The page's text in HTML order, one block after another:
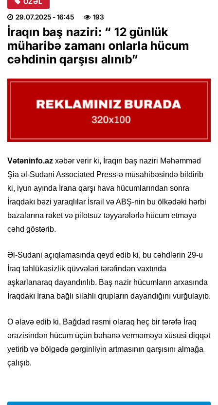
29.07.2025- 16:45 193
İraqın baş naziri: “ 12 günlük
müharibə zamanı onlarla hücum
cəhdinin qarşısı alınıb”
Vətəninfo.az xəbər verir ki, İraqın baş naziri Məhəmməd
Şia əl-Sudani Associated Press-ə müsahibəsində bildirib
ki, iyun ayında İrana qarşı hava hücumlarından sonra
İraqdakı bəzi yaraqlılar İsrail və ABŞ-nin bu ölkədəki hərbi
bazalarına raket və pilotsuz təyyarələrlə hücum etməyə
cəhd göstərib.
Əl-Sudani açıqlamasında qeyd edib ki, bu cəhdlərin 29-u
İraq təhlükəsizlik qüvvələri tərəfindən vaxtında
aşkarlanaraq dayandırılıb. Baş nazir hücumların arxasında
İraqdakı İrana bağlı silahlı qrupların dayandığını vurğulayıb.
O əlavə edib ki, Bağdad rəsmi olaraq heç bir tərəfə İraq
ərazisindən hücum üçün bəhanə verməməyə xüsusi diqqət
yetirib və bölgədə gərginliyin artmasının qarşısını almağa
çalışıb.